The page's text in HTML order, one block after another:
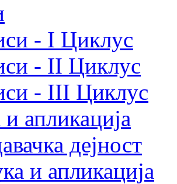
- I Циклус
- II Циклус
- III Циклус
апликација
дејност
и апликација